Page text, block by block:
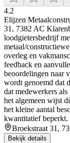
4.2
Elijzen
31, 7382 AC
loodgietersbedrijf
metaal/
overleg en
feedback en
beoordelingen naar
wordt genoemd dat
dat medewerkers
het algemeen wijst
het kleine aantal
kwantitatief beperkt.
Broekstraat 31,
Bekijk details